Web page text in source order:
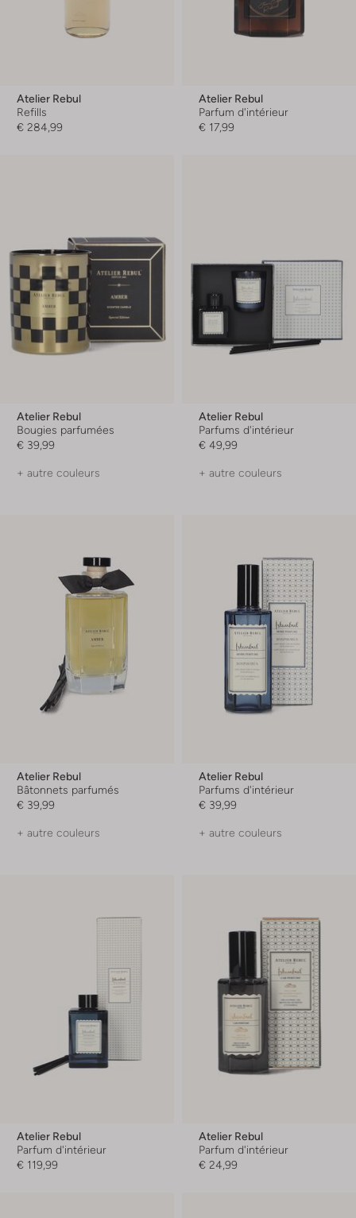
Atelier Rebul
Refills
€ 284,99
Atelier Rebul
Parfum d'intérieur
€ 17,99
Atelier Rebul
Bougies parfumées
€ 39,99
+ autre couleurs
Atelier Rebul
Parfums d'intérieur
€ 49,99
+ autre couleurs
Atelier Rebul
Bâtonnets parfumés
€ 39,99
+ autre couleurs
Atelier Rebul
Parfums d'intérieur
€ 39,99
+ autre couleurs
Atelier Rebul
Parfum d'intérieur
€ 119,99
Atelier Rebul
Parfum d'intérieur
€ 24,99